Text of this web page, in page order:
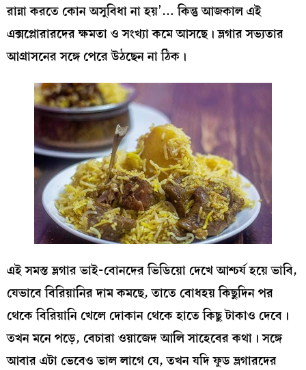
রান্না করতে কোন অসুবিধা না হয়’… কিন্তু আজকাল এই
এক্সপ্লোরারদের ক্ষমতা ও সংখ্যা কমে আসছে। ভ্লগার সভ্যতার
আগ্রাসনের সঙ্গে পেরে উঠছেন না ঠিক।
এই সমস্ত ভ্লগার ভাই-বোনদের ভিডিয়ো দেখে আশ্চর্য হয়ে ভাবি,
যেভাবে বিরিয়ানির দাম কমছে, তাতে বোধহয় কিছুদিন পর
থেকে বিরিয়ানি খেলে দোকান থেকে হাতে কিছু টাকাও দেবে।
তখন মনে পড়ে, বেচারা ওয়াজেদ আলি সাহেবের কথা। সঙ্গে
আবার এটা ভেবেও ভাল লাগে যে, তখন যদি ফুড ভ্লগারদের